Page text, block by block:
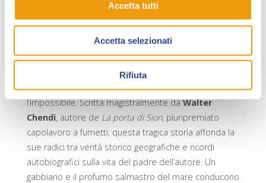
Accetta tutti
Accetta selezionati
Rifiuta
con cui Giovanni intrattiene una relazione sensuale e
che gli salverà la vita. Anni dopo, un Giovanni
ottantenne, sul letto di ospedale, ricorda la sua
fra sogno e allucinazione
forza di slanciarsi di nuovo e tentare, come un tempo,
l’impossibile. Scritta magistralmente daWalter
Chendi, autore de La porta di Sion, pluripremiato
capolavoro a fumetti, questa tragica storia affonda la
sue radici tra verità storico geografiche e ricordi
autobiografici sulla vita del padre dell’autore. Un
gabbiano e il profumo salmastro del mare conducono